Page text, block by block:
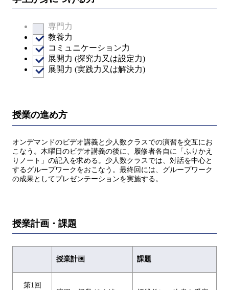
専門力
教養力
コミュニケーション力
展開力 (探究力又は設定力)
展開力 (実践力又は解決力)
授業の進め方
オンデマンドのビデオ講義と少人数クラスでの演習を交互にお
こなう。木曜日のビデオ講義の後に、履修者各自に「ふりかえ
りノート」の記入を求める。少人数クラスでは、対話を中心と
するグループワークをおこなう。最終回には、グループワーク
の成果としてプレゼンテーションを実施する。
授業計画・課題
授業計画 課題
第1回